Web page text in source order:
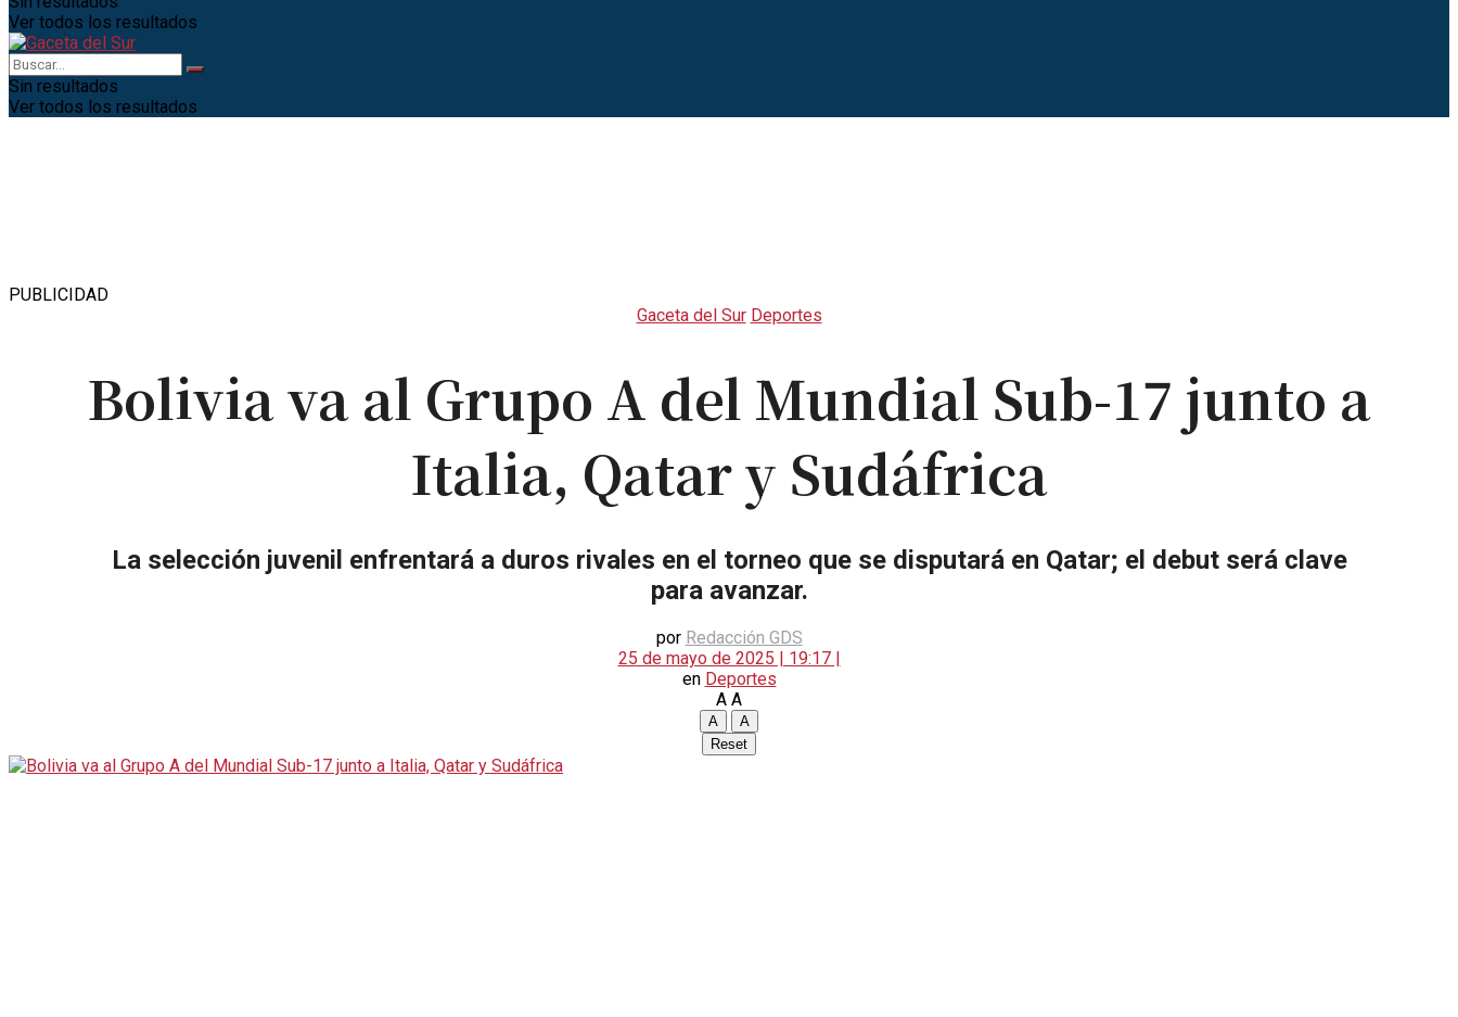
Ver todos los resultados
Sin resultados
Ver todos los resultados
PUBLICIDAD
Gaceta del Sur Deportes
Bolivia va al Grupo A del Mundial Sub-17 junto a
Italia, Qatar y Sudáfrica
La selección juvenil enfrentará a duros rivales en el torneo que se disputará en Qatar; el debut será clave
para avanzar.
por Redacción GDS
25 de mayo de 2025 | 19:17 |
en Deportes
A A
A
A
Reset